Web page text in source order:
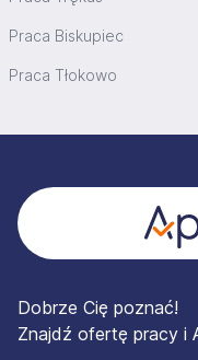
Praca Biskupiec
Praca Tłokowo
Dobrze Cię poznać!
Znajdź ofertę pracy i